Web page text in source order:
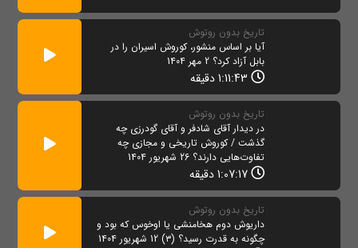
تاریخ بدون روتوش
آیا بر اساس منشور، کوروش اسیران را در
بابل آزاد کرد؟ 2 مهر 1404
تاریخ بدون روتوش
در دیدار آقای شادفر و آقای گودرزی چه
گذشت / کوروش تاریخی و مجازی چه
تفاوت‌هایی دارند؟ 26 شهریور 1404
تاریخ بدون روتوش
داریوش دوم هخامنشی یا اوخوس که بود و
چگونه به قدرت رسید؟ (۳) 12 شهریور 1404